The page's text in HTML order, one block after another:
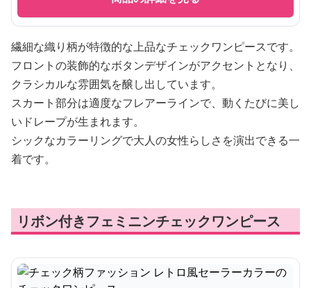
繊細な織り柄が特徴的な上品なチェックワンピースです。
フロントの装飾的なボタンデザインがアクセントとなり、
クラシカルな雰囲気を醸し出しています。
スカート部分は適度なフレアーラインで、動くたびに美し
いドレープが生まれます。
シックなカラーリングで大人の女性らしさを演出できる一
着です。
リボン付きフェミニンチェックワンピース